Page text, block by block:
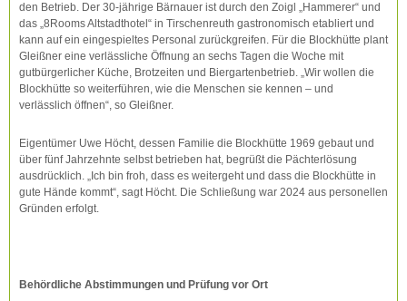
den Betrieb. Der 30-jährige Bärnauer ist durch den Zoigl „Hammerer“ und
das „8Rooms Altstadthotel“ in Tirschenreuth gastronomisch etabliert und
kann auf ein eingespieltes Personal zurückgreifen. Für die Blockhütte plant
Gleißner eine verlässliche Öffnung an sechs Tagen die Woche mit
gutbürgerlicher Küche, Brotzeiten und Biergartenbetrieb. „Wir wollen die
Blockhütte so weiterführen, wie die Menschen sie kennen – und
verlässlich öffnen“, so Gleißner.
Eigentümer Uwe Höcht, dessen Familie die Blockhütte 1969 gebaut und
über fünf Jahrzehnte selbst betrieben hat, begrüßt die Pächterlösung
ausdrücklich. „Ich bin froh, dass es weitergeht und dass die Blockhütte in
gute Hände kommt“, sagt Höcht. Die Schließung war 2024 aus personellen
Gründen erfolgt.
Behördliche Abstimmungen und Prüfung vor Ort